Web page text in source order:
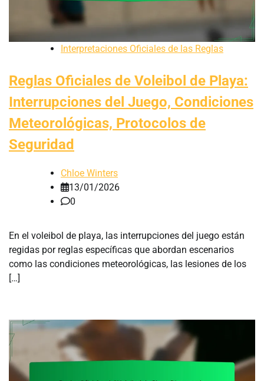
Interpretaciones Oficiales de las Reglas
Reglas Oficiales de Voleibol de Playa:
Interrupciones del Juego, Condiciones
Meteorológicas, Protocolos de
Seguridad
Chloe Winters
13/01/2026
0
En el voleibol de playa, las interrupciones del juego están
regidas por reglas específicas que abordan escenarios
como las condiciones meteorológicas, las lesiones de los
[…]